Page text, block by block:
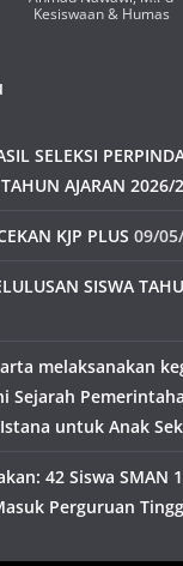
Kesiswaan & Humas
SELEKSI
TAHUN AJARAN 2026/
KJP PLUS 09/
SISWA
melaksanakan
Sejarah
untuk Anak
42 Siswa SMAN
Perguruan